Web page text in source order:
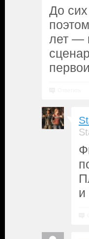
До
лет —
и